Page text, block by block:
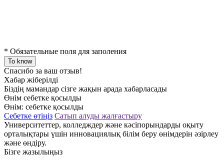
* Обязательные поля для заполения
To know
Спасибо за ваш отзыв!
Хабар жіберілді
Біздің мамандар сізге жақын арада хабарласады
Өнім себетке қосылды
Өнім: себетке қосылды
Себетке өтіңіз Сатып алуды жалғастыру
Университеттер, колледждер және кәсіпорындарды оқыту
орталықтары үшін инновациялық білім беру өнімдерін әзірлеу
және өндіру.
Бізге жазылыңыз